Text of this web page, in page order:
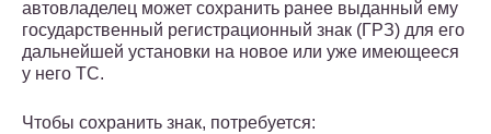
автовладелец может сохранить ранее выданный ему
государственный регистрационный знак (ГРЗ) для его
дальнейшей установки на новое или уже имеющееся
у него ТС.
Чтобы сохранить знак, потребуется: